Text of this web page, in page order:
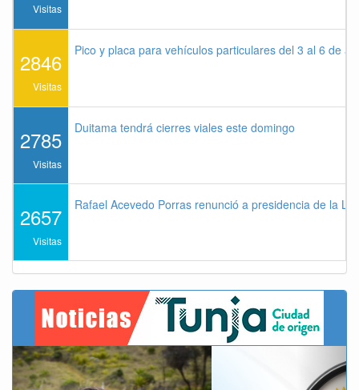
Visitas
2846
Visitas
Pico y placa para vehículos particulares del 3 al 6 de
2785
Visitas
Duitama tendrá cierres viales este domingo
2657
Visitas
Rafael Acevedo Porras renunció a presidencia de la
Previous Next